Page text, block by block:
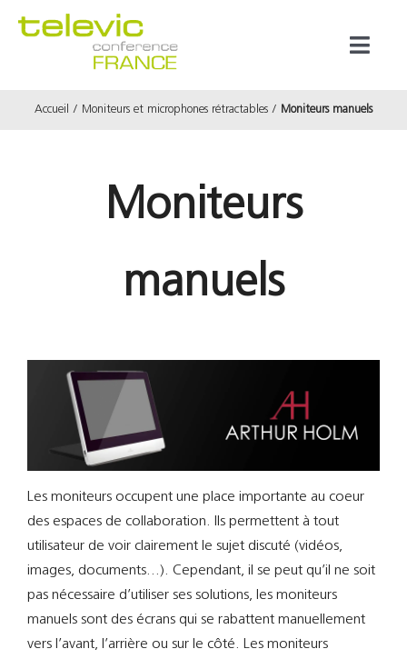
Produits
Accueil Moniteurs et microphones rétractables Moniteurs manuels
Moniteurs
manuels
Les moniteurs occupent une place importante au coeur
des espaces de collaboration. Ils permettent à tout
utilisateur de voir clairement le sujet discuté (vidéos,
images, documents…). Cependant, il se peut qu’il ne soit
pas nécessaire d’utiliser ses solutions, les moniteurs
manuels sont des écrans qui se rabattent manuellement
vers l’avant, l’arrière ou sur le côté. Les moniteurs